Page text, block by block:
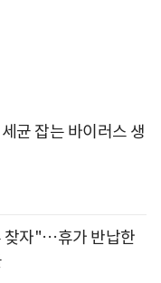
균 잡는 바이러스 생
찾자"…휴가 반납한